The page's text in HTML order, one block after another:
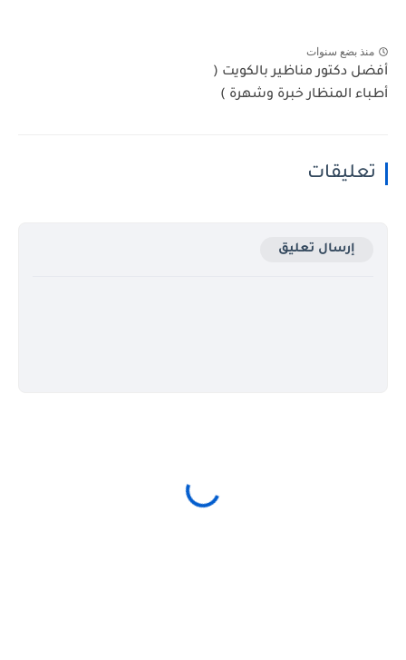
منذ بضع سنوات
أفضل دكتور مناظير بالكويت (
أطباء المنظار خبرة وشهرة )
تعليقات
إرسال تعليق